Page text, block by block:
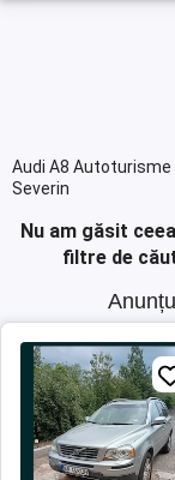
Audi A8 Autoturisme
Severin
Nu am găsit
filtre de